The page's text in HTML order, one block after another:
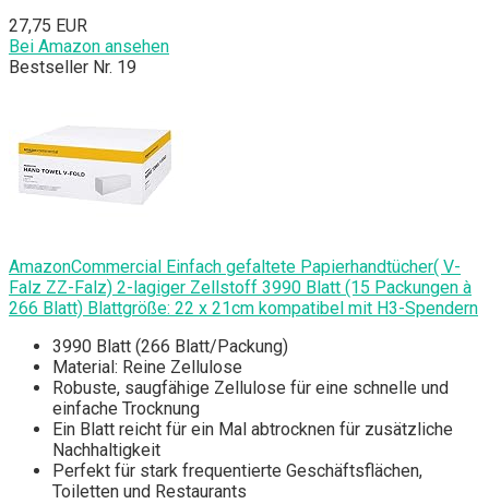
27,75 EUR
Bei Amazon ansehen
Bestseller Nr. 19
AmazonCommercial Einfach gefaltete Papierhandtücher( V-
Falz ZZ-Falz) 2-lagiger Zellstoff 3990 Blatt (15 Packungen à
266 Blatt) Blattgröße: 22 x 21cm kompatibel mit H3-Spendern
3990 Blatt (266 Blatt/Packung)
Material: Reine Zellulose
Robuste, saugfähige Zellulose für eine schnelle und
einfache Trocknung
Ein Blatt reicht für ein Mal abtrocknen für zusätzliche
Nachhaltigkeit
Perfekt für stark frequentierte Geschäftsflächen,
Toiletten und Restaurants